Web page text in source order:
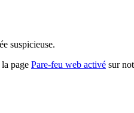
suspicieuse.
page Pare-feu web activé sur